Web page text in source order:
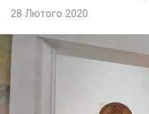
28 Лютого 2020